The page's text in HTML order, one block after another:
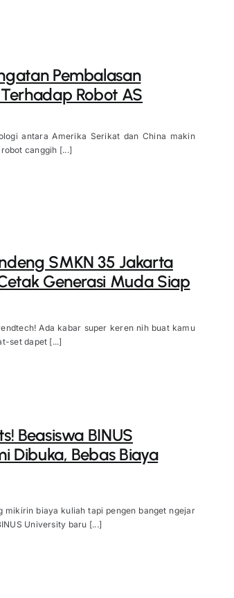
Pembalasan
Robot AS
antara Amerika Serikat dan China makin
canggih [...]
SMKN 35 Jakarta
Generasi Muda Siap
Ada kabar super keren nih buat kamu
set dapet [...]
Beasiswa BINUS
Dibuka, Bebas Biaya
mikirin biaya kuliah tapi pengen banget ngejar
University baru [...]